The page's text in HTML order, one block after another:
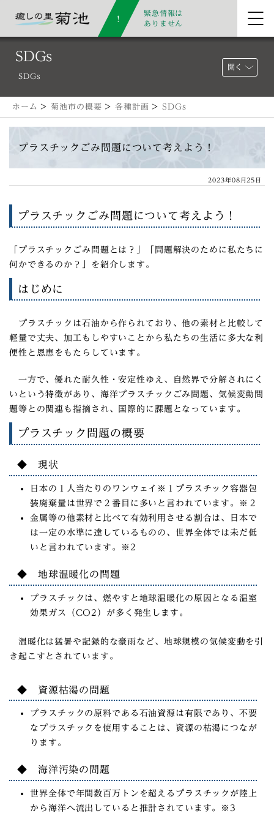
緊急情報は
ありません
SDGs
SDGs
開く
ホーム > 菊池市の概要 > 各種計画 >SDGs
プラスチックごみ問題について考えよう！
2023年08月25日
プラスチックごみ問題について考えよう！
「プラスチックごみ問題とは？」「問題解決のために私たちに
何かできるのか？」を紹介します。
はじめに
プラスチックは石油から作られており、他の素材と比較して
軽量で丈夫、加工もしやすいことから私たちの生活に多大な利
便性と恩恵をもたらしています。
一方で、優れた耐久性・安定性ゆえ、自然界で分解されにく
いという特徴があり、海洋プラスチックごみ問題、気候変動問
題等との関連も指摘され、国際的に課題となっています。
プラスチック問題の概要
◆ 現状
日本の１人当たりのワンウェイ※１プラスチック容器包
装廃棄量は世界で２番目に多いと言われています。※２
金属等の他素材と比べて有効利用させる割合は、日本で
は一定の水準に達しているものの、世界全体では未だ低
いと 言われています。※2
◆ 地球温暖化の問題
プラスチックは、燃やすと地球温暖化の原因となる温室
効果ガス（CO2）が多く発生します。
温暖化は猛暑や記録的な豪雨など、地球規模の気候変動を引
き起こすとされています。
◆ 資源枯渇の問題
プラスチックの原料である石油資源は有限であり、不要
なプラスチックを使用することは、資源の枯渇につなが
ります。
◆ 海洋汚染の問題
世界全体で年間数百万トンを超えるプラスチックが陸上
から海洋へ流出していると推計されています。※3